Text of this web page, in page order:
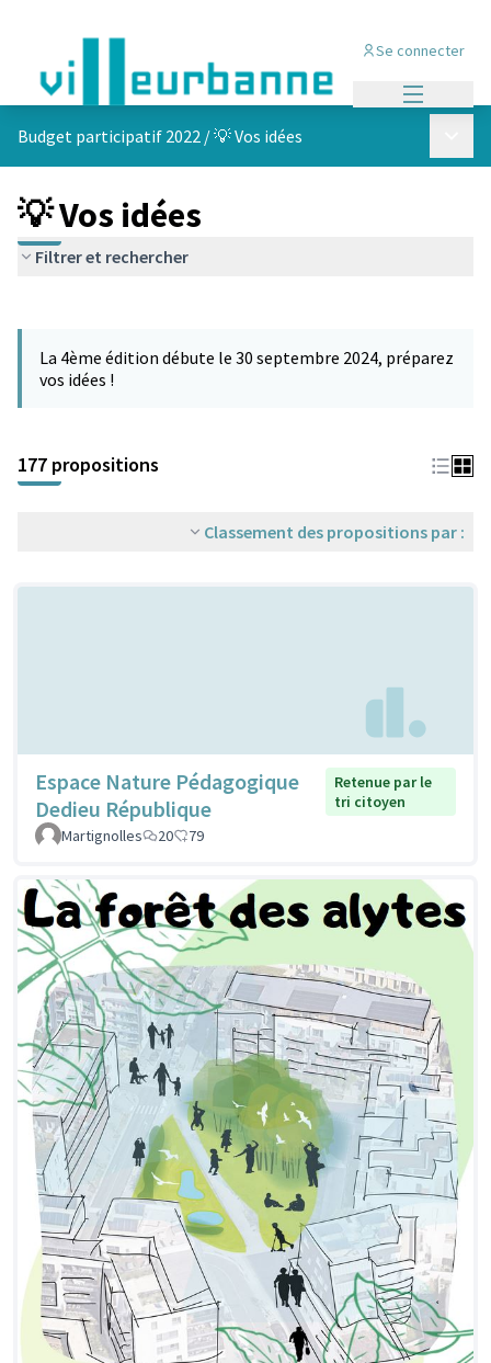
Se connecter
Budget participatif 2022 /💡 Vos idées
💡 Vos idées
Filtrer et rechercher
−
La 4ème édition débute le 30 septembre 2024, préparez
vos idées !
177 propositions
Classement des propositions par :
Espace Nature Pédagogique
Dedieu République
Retenue par le
tri citoyen
Martignolles
20 79